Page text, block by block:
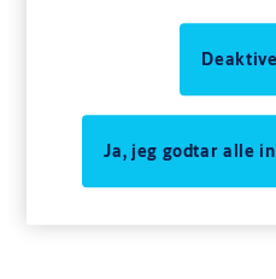
Ja, jeg godtar alle